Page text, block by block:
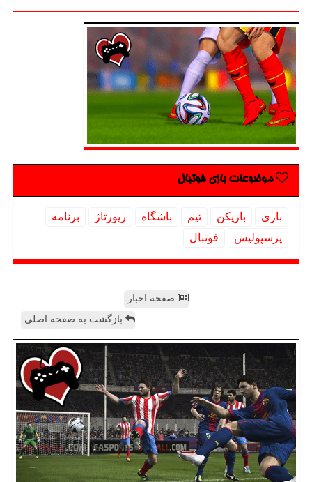
موضوعات بازی فوتبال
بازی بازیكن تیم باشگاه رپورتاژ
برنامه
پرسپولیس
فوتبال
صفحه اخبار
بازگشت به صفحه اصلی